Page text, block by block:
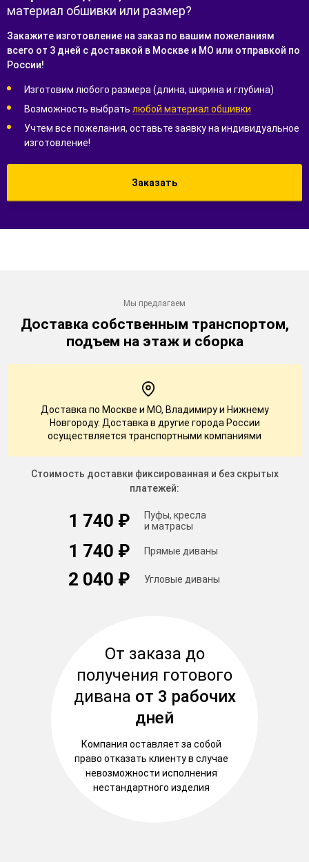
материал обшивки или размер?
Закажите изготовление на заказ по вашим пожеланиям
всего от 3 дней с доставкой в Москве и МО или отправкой по
России!
Изготовим любого размера (длина, ширина и глубина)
Возможность выбрать любой материал обшивки
Учтем все пожелания, оставьте заявку на индивидуальное
изготовление!
Заказать
Мы предлагаем
Доставка собственным транспортом,
подъем на этаж и сборка
Доставка по Москве и МО, Владимиру и Нижнему
Новгороду. Доставка в другие города России
осуществляется транспортными компаниями
Стоимость доставки фиксированная и без скрытых
платежей:
1 740 ₽
Пуфы, кресла
и матрасы
1 740 ₽ Прямые диваны
2 040 ₽ Угловые диваны
От заказа до
получения готового
дивана от 3 рабочих
дней
Компания оставляет за собой
право отказать клиенту в случае
невозможности исполнения
нестандартного изделия